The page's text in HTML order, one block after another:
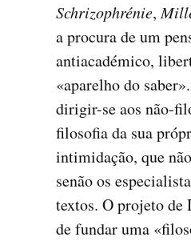
Schrizophrénie,
a procura de um
antiacadémico,
«aparelho do
dirigir-se aos não-
filosofia da sua
intimidação, que
senão os
textos. O projeto de
de fundar uma